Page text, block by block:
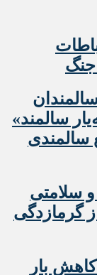
جنگ
سالمند»
سالمندی
سلامتی
گرمازدگی
بار